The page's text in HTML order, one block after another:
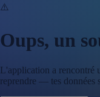
⚠️
Oups, un
L'application a rencontré
reprendre — tes données